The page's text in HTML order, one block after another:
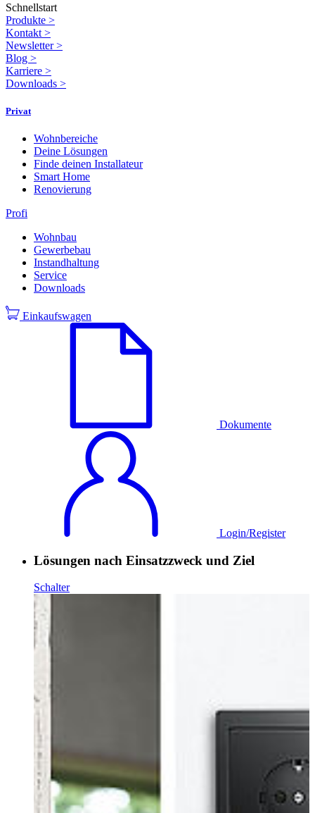
Schnellstart
Produkte >
Kontakt >
Newsletter>
Blog >
Karriere >
Downloads >
Privat
Wohnbereiche
Deine Lösungen
Finde deinen Installateur
Smart Home
Renovierung
Profi
Wohnbau
Gewerbebau
Instandhaltung
Service
Downloads
Einkaufswagen
Dokumente
Login/Register
Lösungen nach Einsatzzweck und Ziel
Schalter